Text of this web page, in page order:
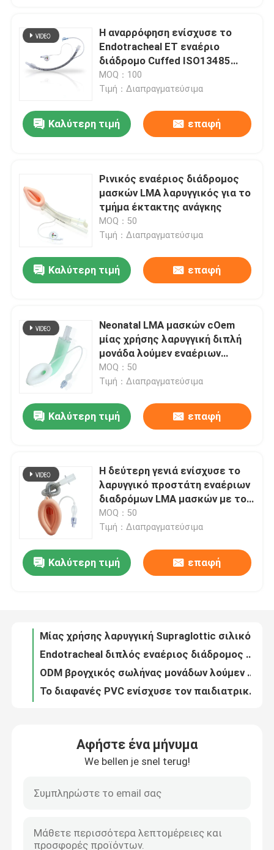
Αρχική Σελίδα
Προϊόντα
Εμφάνιση VR
Γύρος εργοστασίων
Ποιοτικός έλεγχος
Ζητήστε ένα απόσπασμα
Λαρυγγικός εναέριος διάδρομος μασκών
Η αναρρόφηση ενίσχυσε το
Endotracheal ET εναέριο
διάδρομο Cuffed ISO13485
σωλήνων πιστοποιημένο
MOQ：100
Τιμή：Διαπραγματεύσιμα
Καλύτερη τιμή επαφή
Ρινικός εναέριος διάδρομος
μασκών LMA λαρυγγικός για το
τμήμα έκτακτης ανάγκης
MOQ：50
Τιμή：Διαπραγματεύσιμα
Καλύτερη τιμή επαφή
Neonatal LMA μασκών cOem
μίας χρήσης λαρυγγική διπλή
μονάδα λούμεν εναέριων
διαδρόμων
MOQ：50
Τιμή：Διαπραγματεύσιμα
Καλύτερη τιμή επαφή
Η δεύτερη γενιά ενίσχυσε το
λαρυγγικό προστάτη εναέριων
διαδρόμων LMA μασκών με το
πειραματικό μπαλόνι
MOQ：50
Τιμή：Διαπραγματεύσιμα
Καλύτερη τιμή επαφή
ODM βρογχικός σωλήνας μονάδων λούμεν Cuffed διπλός για Tracheostomy
Το διαφανές PVC ενίσχυσε τον παιδιατρικό μίας χρήσης cOem σωλήνων Cuffed Endotracheal ETT
Αφήστε ένα μήνυμα
We bellen je snel terug!